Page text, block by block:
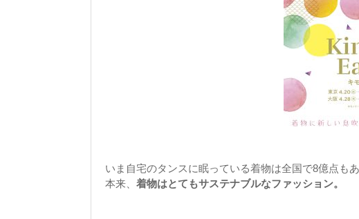
いま自宅のタンスに眠っている着物は全国で8億点も
本来、 着物はとてもサステナブルなファッション。